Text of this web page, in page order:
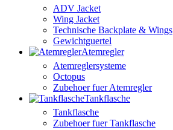
ADV Jacket
Wing Jacket
Technische Backplate & Wings
Gewichtguertel
Atemregler
Atemreglersysteme
Octopus
Zubehoer fuer Atemregler
Tankflasche
Tankflasche
Zubehoer fuer Tankflasche